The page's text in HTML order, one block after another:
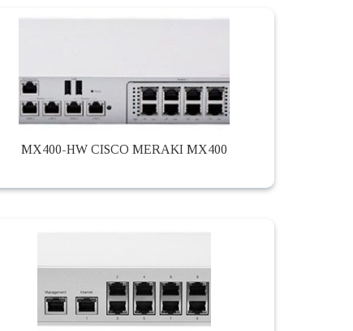
MX400-HW CISCO MERAKI MX400